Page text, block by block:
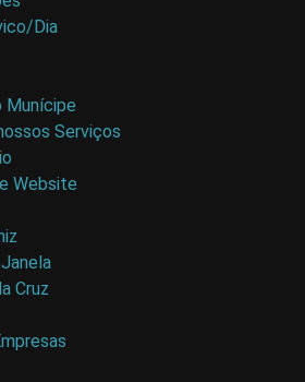
Dia
Munícipe
Serviços
Website
Cruz